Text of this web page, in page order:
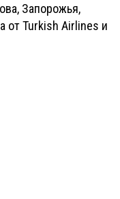
Запорожья,
от Turkish Airlines и